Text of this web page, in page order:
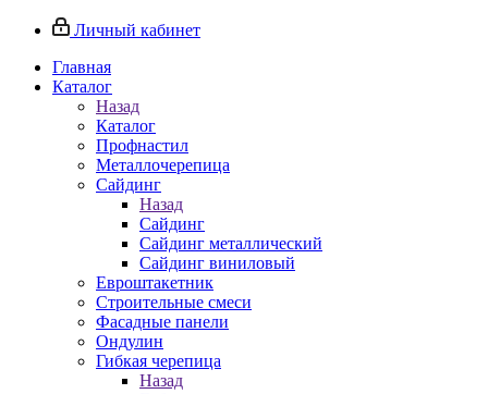
Личный кабинет
Главная
Каталог
Назад
Каталог
Профнастил
Металлочерепица
Сайдинг
Назад
Сайдинг
Сайдинг металлический
Сайдинг виниловый
Евроштакетник
Строительные смеси
Фасадные панели
Ондулин
Гибкая черепица
Назад